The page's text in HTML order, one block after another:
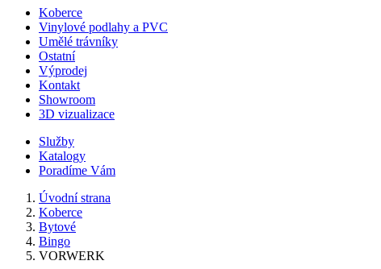
Koberce
Vinylové podlahy a PVC
Umělé trávníky
Ostatní
Výprodej
Kontakt
Showroom
3D vizualizace
Služby
Katalogy
Poradíme Vám
Úvodní strana
Koberce
Bytové
Bingo
VORWERK